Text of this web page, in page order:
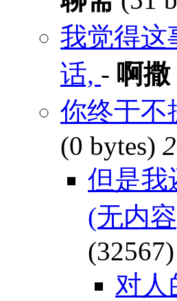
我觉得这
话, - 啊撒
你终于不
(0 bytes)
但是我
(无内
(32567)
对人